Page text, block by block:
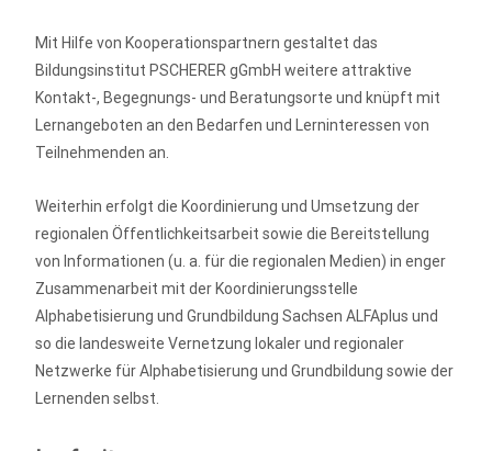
Mit Hilfe von Kooperationspartnern gestaltet das
Bildungsinstitut PSCHERER gGmbH weitere attraktive
Kontakt-, Begegnungs- und Bera­tungsorte und knüpft mit
Lernangeboten an den Bedarfen und Lerninteressen von
Teilnehmenden an.
Weiterhin erfolgt die Koordinierung und Umsetzung der
regionalen Öffentlichkeitsarbeit sowie die Bereitstellung
von Informationen (u. a. für die regionalen Medien) in enger
Zusammenarbeit mit der Koordinierungsstelle
Alphabetisierung und Grundbildung Sachsen ALFAplus und
so die landesweite Vernetzung lokaler und regionaler
Netzwerke für Alphabetisierung und Grundbildung sowie der
Lernenden selbst.